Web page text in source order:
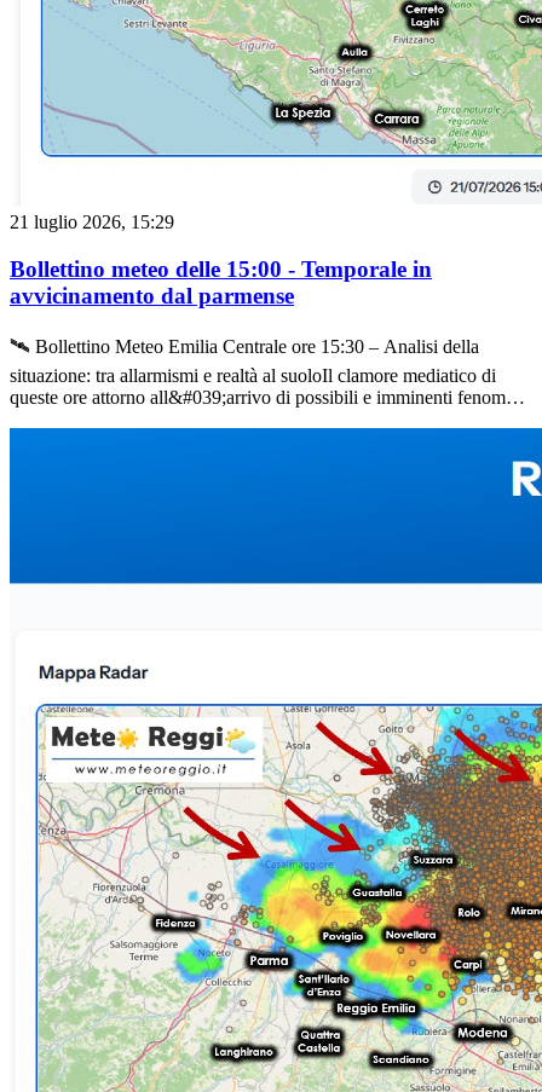
cielo regala la visione nitida di spettacolari nubi mammatus, indice di
forte turbolenza nei livelli medi e alti dell&#039;atmosfera.
21 luglio 2026, 15:29
Bollettino meteo delle 15:00 - Temporale in
avvicinamento dal parmense
🛰️ Bollettino Meteo Emilia Centrale ore 15:30 – Analisi della
situazione: tra allarmismi e realtà al suoloIl clamore mediatico di
queste ore attorno all&#039;arrivo di possibili e imminenti fenomeni
permette alle masse d&#039;aria spinte dall&#039;Anticiclone
ai suoi primordi che, partendo da Langhirano, si sta muovendo verso
e Selvapiana (RE) in direzione delle colline Matildiche.Attività
elettrica: al momento non si registra ancora attività elettrica o
temporalesca organizzata: il sistema è in piena fase di maturazione e
necessita di uno stretto monitoraggio radar nelle prossime ore.I fatti
del mattino: in mattinata, intanto, una violenta cella temporalesca ha
colpito duramente il Ferrarese, schivando di un soffio il settore nord-
orientale della nostra Bassa.🌡️ Quadro Termico: clima decisamente
mite e ventilatoSul resto della provincia reggiana prevale un cielo
caratterizzato da un pallido Sole filtrato da velature o
stratificazioni.Le temperature si mantengono su valori estremamente
gradevoli, ben lontani dai picchi roventi dei giorni scorsi quando si
sfioravano diffusamente i 35°C: oggi gran parte delle stazioni di
pianura registrano valori compresi tra 27°C e 28°C, garantendo un
contesto climatico decisamente più vivibile.